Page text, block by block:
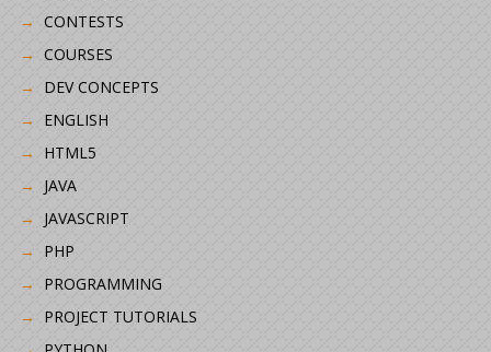
CONTESTS
COURSES
DEV CONCEPTS
ENGLISH
HTML5
JAVA
JAVASCRIPT
PHP
PROGRAMMING
PROJECT TUTORIALS